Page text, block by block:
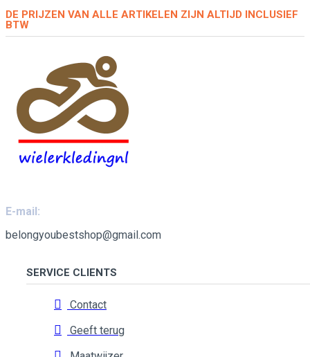
DE PRIJZEN VAN ALLE ARTIKELEN ZIJN ALTIJD INCLUSIEF
BTW
E-mail:
belongyoubestshop@gmail.com
SERVICE CLIENTS
Contact
Geeft terug